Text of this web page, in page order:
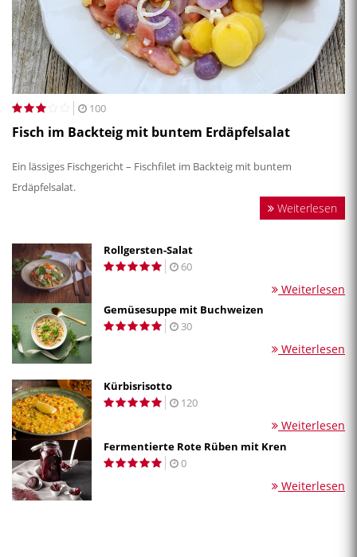
100
Fisch im Backteig mit buntem Erdäpfelsalat
Ein lässiges Fischgericht – Fischfilet im Backteig mit buntem
Erdäpfelsalat.
Weiterlesen
Rollgersten-Salat
60
Weiterlesen
Gemüsesuppe mit Buchweizen
30
Weiterlesen
Kürbisrisotto
120
Weiterlesen
Fermentierte Rote Rüben mit Kren
0
Weiterlesen